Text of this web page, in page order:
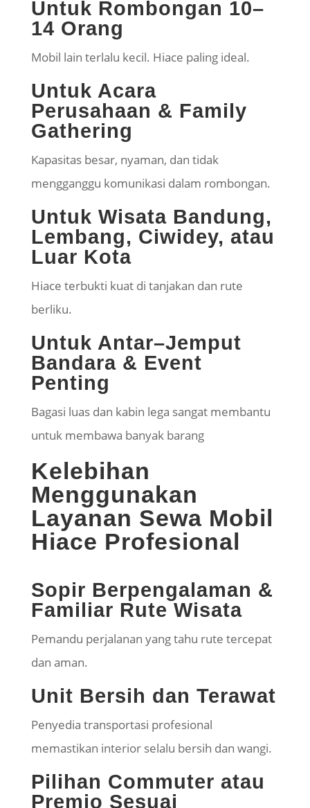
Untuk Rombongan 10–
14 Orang
Mobil lain terlalu kecil. Hiace paling ideal.
Untuk Acara
Perusahaan & Family
Gathering
Kapasitas besar, nyaman, dan tidak
mengganggu komunikasi dalam rombongan.
Untuk Wisata Bandung,
Lembang, Ciwidey, atau
Luar Kota
Hiace terbukti kuat di tanjakan dan rute
berliku.
Untuk Antar–Jemput
Bandara & Event
Penting
Bagasi luas dan kabin lega sangat membantu
untuk membawa banyak barang
Kelebihan
Menggunakan
Layanan Sewa Mobil
Hiace Profesional
Sopir Berpengalaman &
Familiar Rute Wisata
Pemandu perjalanan yang tahu rute tercepat
dan aman.
Unit Bersih dan Terawat
Penyedia transportasi profesional
memastikan interior selalu bersih dan wangi.
Pilihan Commuter atau
Premio Sesuai